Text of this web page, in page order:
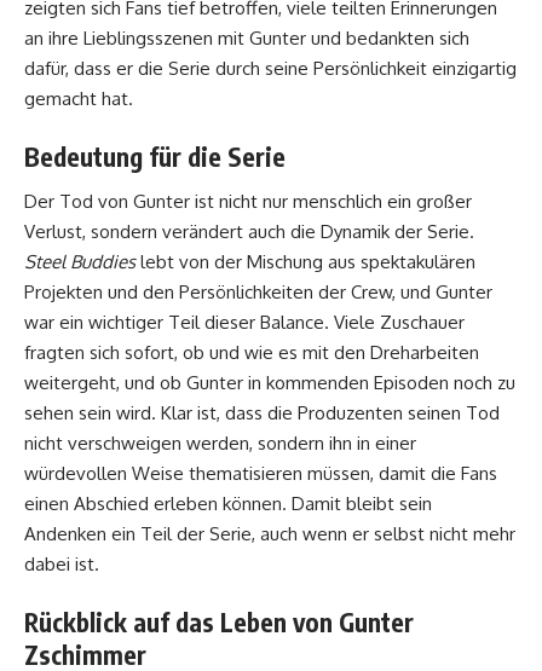
zeigten sich Fans tief betroffen, viele teilten Erinnerungen
an ihre Lieblingsszenen mit Gunter und bedankten sich
dafür, dass er die Serie durch seine Persönlichkeit einzigartig
gemacht hat.
Bedeutung für die Serie
Der Tod von Gunter ist nicht nur menschlich ein großer
Verlust, sondern verändert auch die Dynamik der Serie.
Steel Buddieslebt von der Mischung aus spektakulären
Projekten und den Persönlichkeiten der Crew, und Gunter
war ein wichtiger Teil dieser Balance. Viele Zuschauer
fragten sich sofort, ob und wie es mit den Dreharbeiten
weitergeht, und ob Gunter in kommenden Episoden noch zu
sehen sein wird. Klar ist, dass die Produzenten seinen Tod
nicht verschweigen werden, sondern ihn in einer
würdevollen Weise thematisieren müssen, damit die Fans
einen Abschied erleben können. Damit bleibt sein
Andenken ein Teil der Serie, auch wenn er selbst nicht mehr
dabei ist.
Rückblick auf das Leben von Gunter
Zschimmer